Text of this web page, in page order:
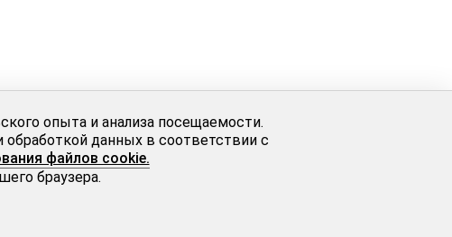
опыта и анализа посещаемости.
данных в соответствии с
файлов cookie.
браузера.